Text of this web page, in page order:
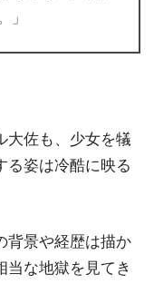
」
大佐も、少女を犠
る姿は冷酷に映る
背景や経歴は描か
当な地獄を見てき